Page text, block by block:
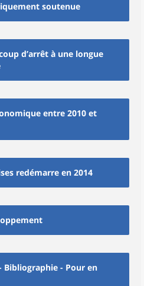
soutenue
d’arrêt à une longue
entre 2010 et
redémarre en 2014
Bibliographie - Pour en